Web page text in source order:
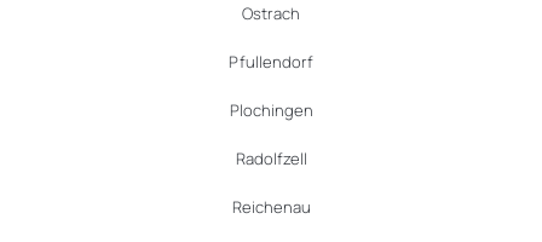
Ostrach
Pfullendorf
Plochingen
Radolfzell
Reichenau